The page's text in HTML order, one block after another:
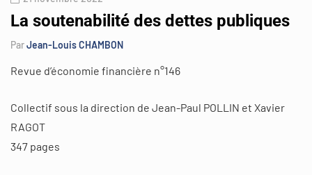
La soutenabilité des dettes publiques
ParJean-Louis CHAMBON
Revue d’économie financière n°146
Collectif sous la direction de Jean-Paul POLLIN et Xavier
RAGOT
347 pages